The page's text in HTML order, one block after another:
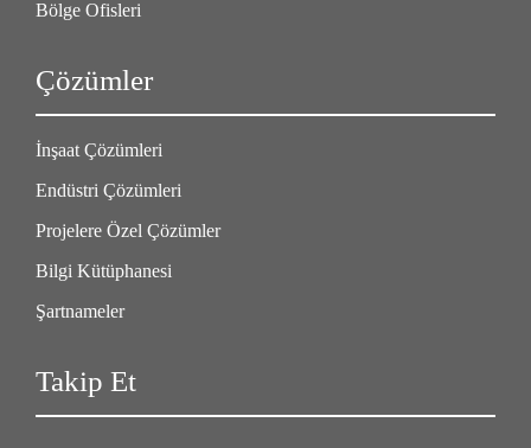
Bölge Ofisleri
Çözümler
İnşaat Çözümleri
Endüstri Çözümleri
Projelere Özel Çözümler
Bilgi Kütüphanesi
Şartnameler
Takip Et